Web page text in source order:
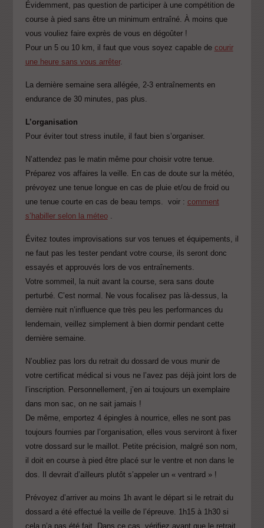
Évidemment, pas question de participer à une compétition de
course à pied sans être un minimum entraîné. À moins que
vous vouliez faire exprès de vous en dégoûter !
Pour un 5 ou 10 km, il faut que vous soyez capable de courir
une heure sans vous arrêter.
La dernière semaine sera allégée, 2-3 entraînements en
endurance de 30 minutes, pas plus.
L’organisation
Pour éviter tout stress inutile, il faut bien s’organiser.
N’attendez pas le matin même pour choisir votre tenue.
Préparez vos affaires la veille. En cas de doute sur la météo,
prévoyez une tenue longue en cas de pluie et/ou de froid ou
une tenue courte en cas de beau temps. voir : comment
s’habiller selon la méteo .
Évitez toutes improvisations sur vos tenues et équipements, il
ne faut pas les tester pendant votre course, ils seront donc
essayés et approuvés lors de vos entraînements.
Votre sommeil, la nuit avant la course, sera sans doute
perturbé. C’est normal. Ne vous focalisez pas là-dessus, la
dernière nuit n’influence que très peu les performances du
lendemain, veillez simplement à bien dormir pendant cette
dernière semaine.
N’oubliez pas lors du retrait du dossard de vous munir de
votre certificat médical si vous ne l’avez pas déjà joint lors de
l’inscription. Personnellement, j’en ai toujours un exemplaire
dans mon sac, on ne sait jamais !
De même, emportez 4 épingles à nourrice, elles ne sont pas
toujours fournies par l’organisation, elles vous serviront à fixer
votre dossard sur le maillot. Petite précision, malgré son nom,
il doit en course à pied être placé sur le ventre et non dans le
dos. Il devrait d’ailleurs plutôt s’appeler un « ventrard » !
Prévoyez d’arriver au moins 1h avant le départ si le retrait du
dossard a été effectué la veille de l’épreuve. 1h15 à 1h30 si
cela n’a pas été fait. Dans ce cas, vérifiez avant que le retrait